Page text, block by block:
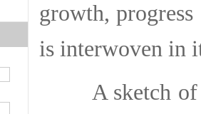
growth,
is interwoven in
A sketch of